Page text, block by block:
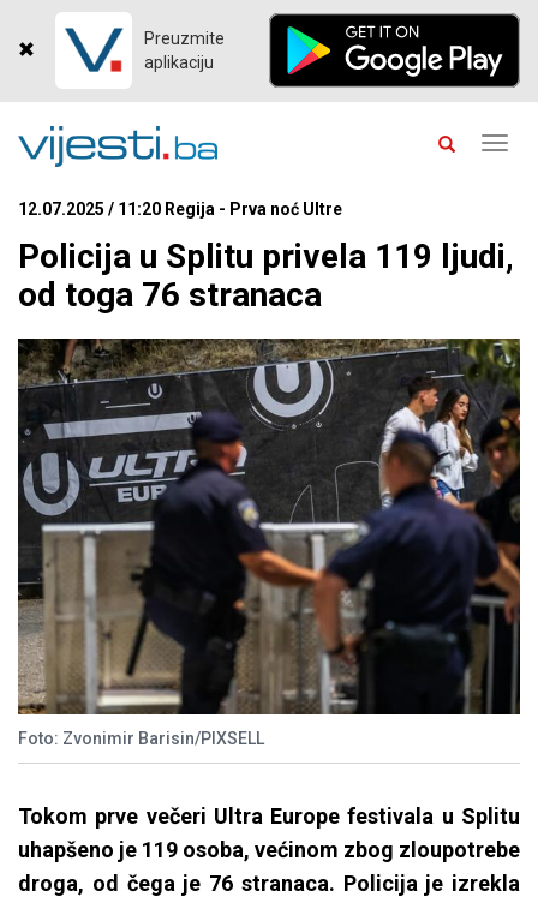
Preuzmite
aplikaciju
12.07.2025 / 11:20 Regija - Prva noć Ultre
Policija u Splitu privela 119 ljudi,
od toga 76 stranaca
Foto: Zvonimir Barisin/PIXSELL
Tokom prve večeri Ultra Europe festivala u Splitu
uhapšeno je 119 osoba, većinom zbog zloupotrebe
droga, od čega je 76 stranaca. Policija je izrekla